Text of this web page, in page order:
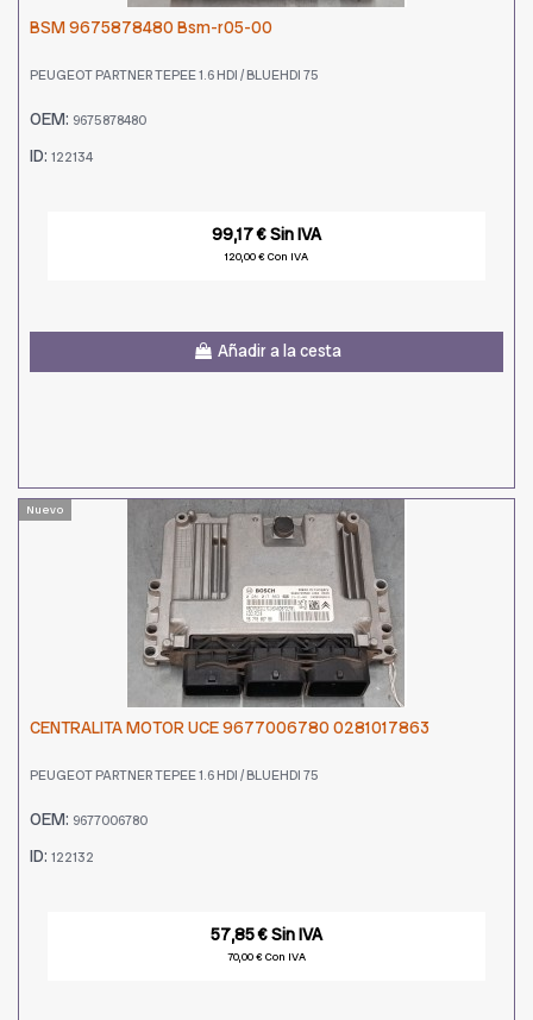
BSM 9675878480 Bsm-r05-00
PEUGEOT PARTNER TEPEE 1.6 HDI / BLUEHDI 75
OEM: 9675878480
ID: 122134
99,17 € Sin IVA
120,00 € Con IVA
Añadir a la cesta
Nuevo
CENTRALITA MOTOR UCE 9677006780 0281017863
PEUGEOT PARTNER TEPEE 1.6 HDI / BLUEHDI 75
OEM: 9677006780
ID: 122132
57,85 € Sin IVA
70,00 € Con IVA